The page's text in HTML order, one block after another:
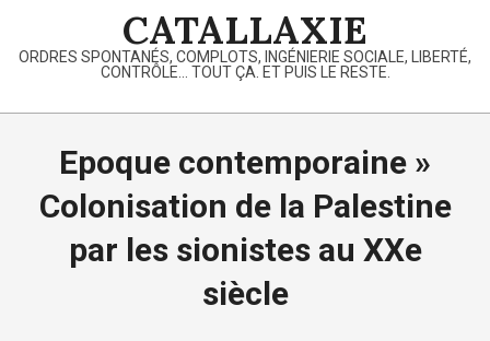
content
CATALLAXIE
ORDRES SPONTANÉS, COMPLOTS, INGÉNIERIE SOCIALE, LIBERTÉ,
CONTRÔLE… TOUT ÇA. ET PUIS LE RESTE.
Primary
Epoque contemporaine »
Colonisation de la Palestine
par les sionistes au XXe
siècle